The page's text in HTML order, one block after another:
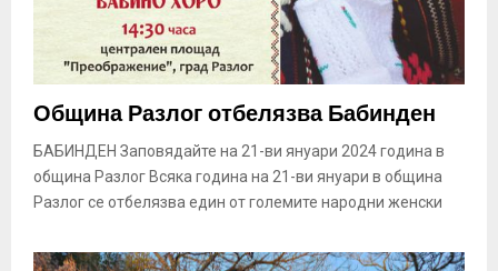
Община Разлог отбелязва Бабинден
БАБИНДЕН Заповядайте на 21-ви януари 2024 година в
община Разлог Всяка година на 21-ви януари в община
Разлог се отбелязва един от големите народни женски